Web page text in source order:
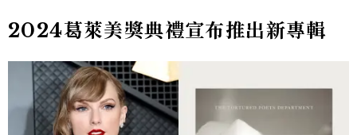
2024葛萊美獎典禮宣布推出新專輯